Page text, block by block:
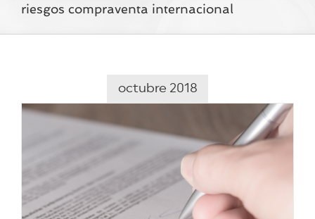
riesgos compraventa internacional
octubre 2018